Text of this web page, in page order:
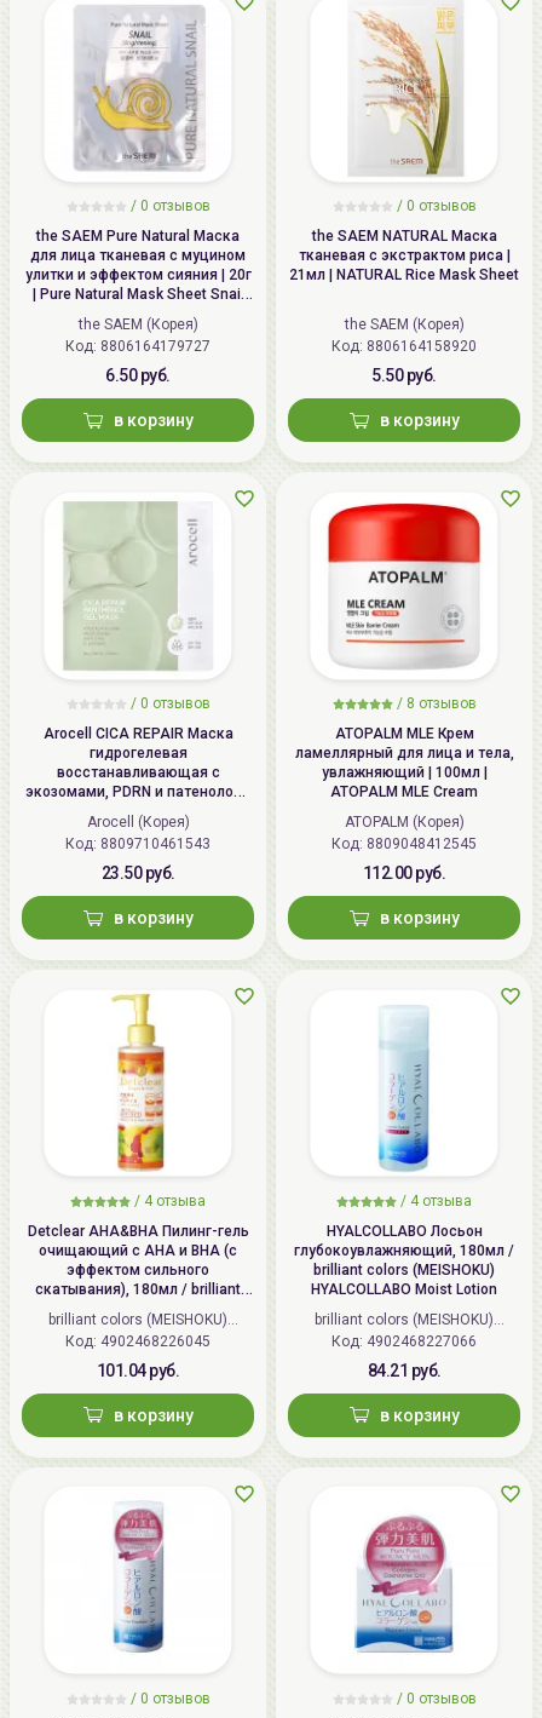
/ 0 отзывов
the SAEM Pure Natural Маска
для лица тканевая с муцином
улитки и эффектом сияния | 20г
| Pure Natural Mask Sheet Snail
Brightening
the SAEM (Корея)
Код: 8806164179727
6.50 руб.
в корзину
/ 0 отзывов
the SAEM NATURAL Маска
тканевая с экстрактом риса |
21мл | NATURAL Rice Mask Sheet
the SAEM (Корея)
Код: 8806164158920
5.50 руб.
в корзину
/ 0 отзывов
Arocell CICA REPAIR Маска
гидрогелевая
восстанавливающая с
экозомами, PDRN и патенолом |
25г | CICA REPAIR Panthenol Gel
Mask
Arocell (Корея)
Код: 8809710461543
23.50 руб.
в корзину
/ 8 отзывов
ATOPALM MLE Крем
ламеллярный для лица и тела,
увлажняющий | 100мл |
ATOPALM MLE Cream
ATOPALM (Корея)
Код: 8809048412545
112.00 руб.
в корзину
/ 4 отзыва
Detclear AHA&BHA Пилинг-гель
очищающий с AHA и BHA (с
эффектом сильного
скатывания), 180мл / brilliant
colors (MEISHOKU) Detclear
Bright&Peel AHA&BHA Fruits
Peeling Jelly
brilliant colors (MEISHOKU)
(Япония)
Код: 4902468226045
101.04 руб.
в корзину
/ 4 отзыва
HYALCOLLABO Лосьон
глубокоувлажняющий, 180мл /
brilliant colors (MEISHOKU)
HYALCOLLABO Moist Lotion
brilliant colors (MEISHOKU)
(Япония)
Код: 4902468227066
84.21 руб.
в корзину
/ 0 отзывов
/ 0 отзывов